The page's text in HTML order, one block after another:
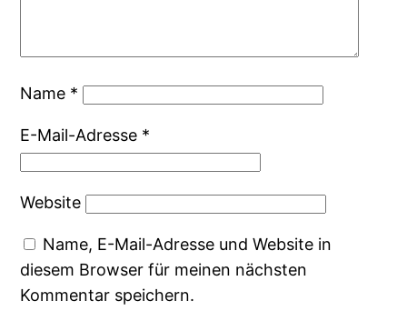
Name *
E-Mail-Adresse *
Website
Name, E-Mail-Adresse und Website in
diesem Browser für meinen nächsten
Kommentar speichern.